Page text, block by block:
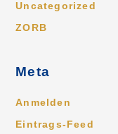
Uncategorized
ZORB
Meta
Anmelden
Eintrags-Feed